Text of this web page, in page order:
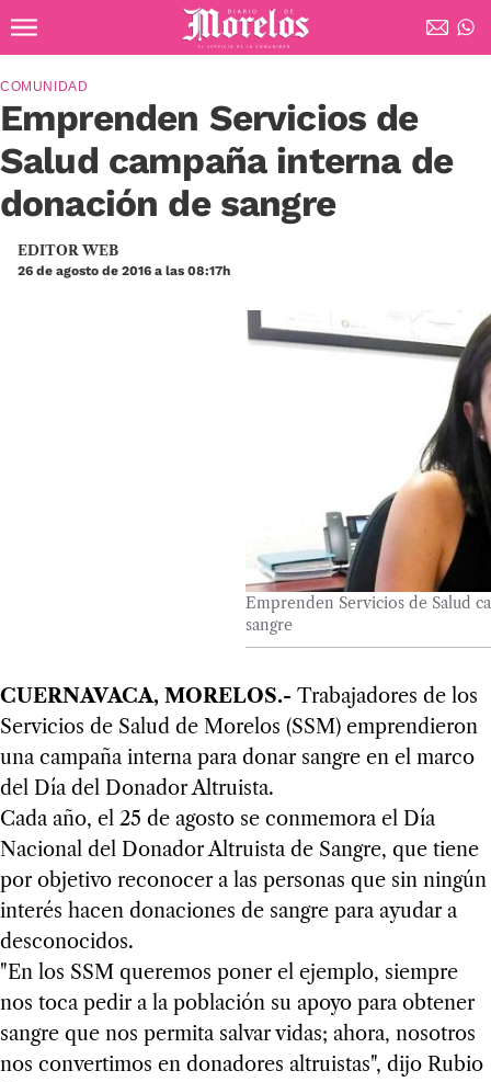
Diario de Morelos
Emprenden Servicios de
Salud campaña interna de
donación de sangre
COMUNIDAD
EDITOR WEB
26 de agosto de 2016 a las 08:17h
Emprenden Servicios de Salud
sangre
CUERNAVACA, MORELOS.- Trabajadores de los
Servicios de Salud de Morelos (SSM) emprendieron
una campaña interna para donar sangre en el marco
del Día del Donador Altruista.
Cada año, el 25 de agosto se conmemora el Día
Nacional del Donador Altruista de Sangre, que tiene
por objetivo reconocer a las personas que sin ningún
interés hacen donaciones de sangre para ayudar a
desconocidos.
"En los SSM queremos poner el ejemplo, siempre
nos toca pedir a la población su apoyo para obtener
sangre que nos permita salvar vidas; ahora, nosotros
nos convertimos en donadores altruistas", dijo Rubio